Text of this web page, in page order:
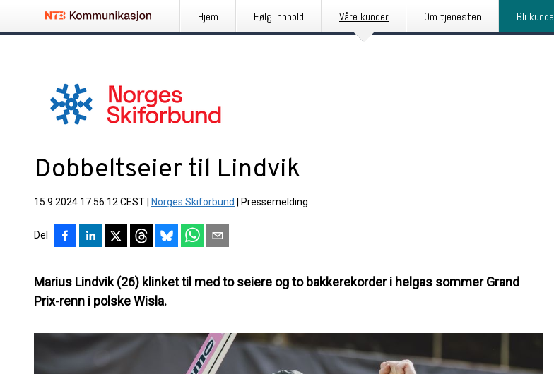
Hjem Følg innhold Våre kunder Om tjenesten Bli kunde
Dobbeltseier til Lindvik
15.9.2024 17:56:12 CEST Norges Skiforbund Pressemelding
Del
Marius Lindvik (26) klinket til med to seiere og to bakkerekorder i helgas sommer Grand
Prix-renn i polske Wisla.